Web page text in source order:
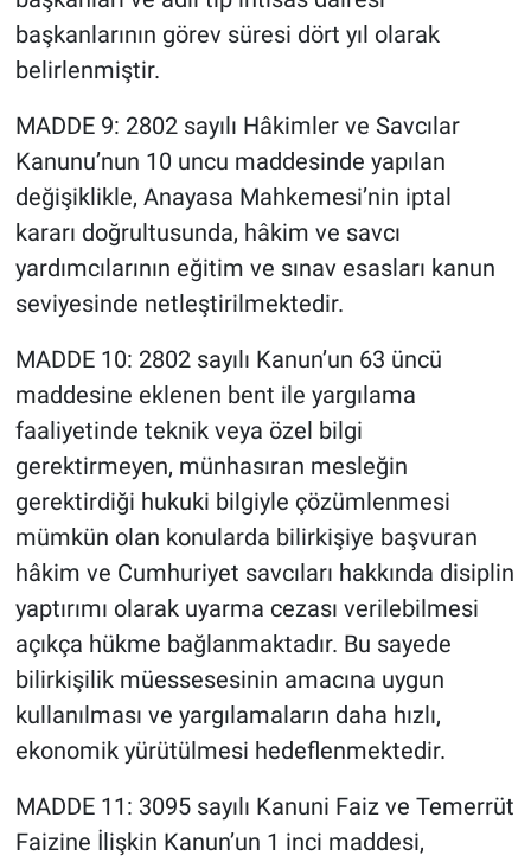
başkanlarının görev süresi dört yıl olarak
belirlenmiştir.
MADDE 9: 2802 sayılı Hâkimler ve Savcılar
Kanunu’nun 10 uncu maddesinde yapılan
değişiklikle, Anayasa Mahkemesi’nin iptal
kararı doğrultusunda, hâkim ve savcı
yardımcılarının eğitim ve sınav esasları kanun
seviyesinde netleştirilmektedir.
MADDE 10: 2802 sayılı Kanun’un 63 üncü
maddesine eklenen bent ile yargılama
faaliyetinde teknik veya özel bilgi
gerektirmeyen, münhasıran mesleğin
gerektirdiği hukuki bilgiyle çözümlenmesi
mümkün olan konularda bilirkişiye başvuran
hâkim ve Cumhuriyet savcıları hakkında disiplin
yaptırımı olarak uyarma cezası verilebilmesi
açıkça hükme bağlanmaktadır. Bu sayede
bilirkişilik müessesesinin amacına uygun
kullanılması ve yargılamaların daha hızlı,
ekonomik yürütülmesi hedeflenmektedir.
MADDE 11: 3095 sayılı Kanuni Faiz ve Temerrüt
Faizine İlişkin Kanun’un 1 inci maddesi,